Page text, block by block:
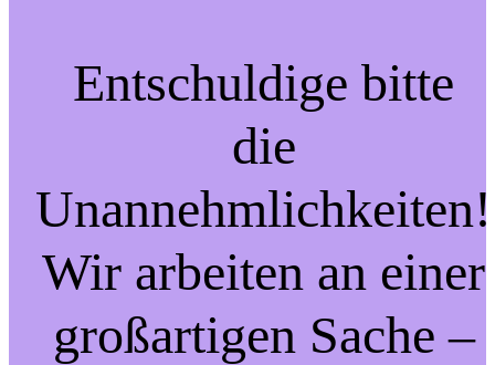
Entschuldige bitte
die
Unannehmlichkeiten!
Wir arbeiten an einer
großartigen Sache –